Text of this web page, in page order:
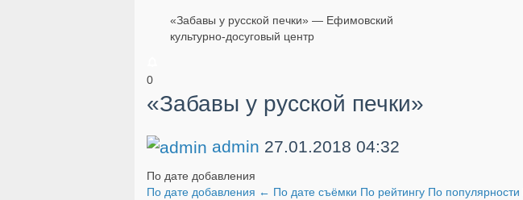
«Забавы у русской печки» — Ефимовский
культурно-досуговый центр
0
«Забавы у русской печки»
admin 27.01.2018 04:32
По дате добавления
По дате добавления ← По дате съёмки По рейтингу По популярности